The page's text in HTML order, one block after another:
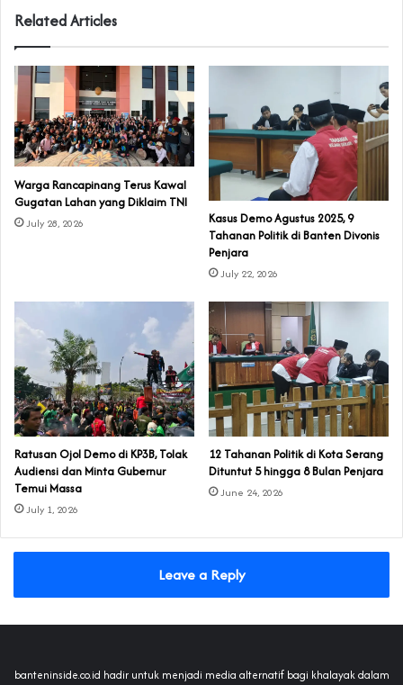
Related Articles
‎Warga Rancapinang Terus Kawal
Gugatan Lahan yang Diklaim TNI‎‎
July 28, 2026
‎Kasus Demo Agustus 2025, 9
Tahanan Politik di Banten Divonis
Penjara
July 22, 2026
‎Ratusan Ojol Demo di KP3B, Tolak
Audiensi dan Minta Gubernur
Temui Massa
July 1, 2026
‎12 Tahanan Politik di Kota Serang
Dituntut 5 hingga 8 Bulan Penjara‎‎
June 24, 2026
Leave a Reply
banteninside.co.id hadir untuk menjadi media alternatif bagi khalayak dalam